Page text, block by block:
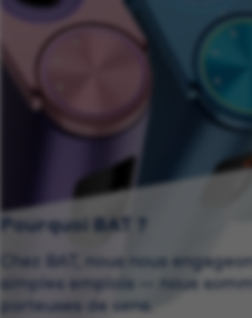
Pourquoi BAT ?
Chez BAT, nous nous
simples emplois — nous
porteuses de sens.